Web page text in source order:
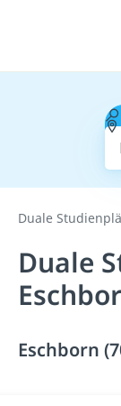
Duale
Duale
Eschborn